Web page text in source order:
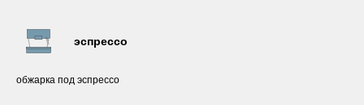
эспрессо
обжарка под эспрессо